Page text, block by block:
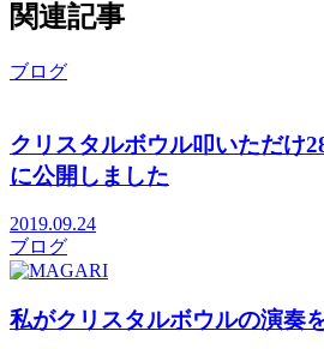
関連記事
ブログ
クリスタルボウル叩いただけ
に公開しました
2019.09.24
ブログ
私がクリスタルボウルの演奏